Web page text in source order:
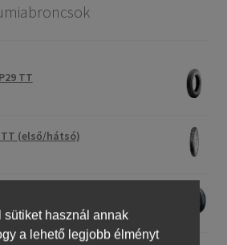
TT
TT (első/hátsó)
- 18 51V TL (első/hátsó)
sütiket használ annak
a lehető legjobb élményt